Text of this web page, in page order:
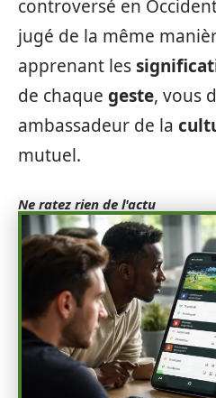
controversé en
jugé de la même
apprenant les
de chaque geste, vous
ambassadeur de la
mutuel.
Ne ratez rien de l'actu